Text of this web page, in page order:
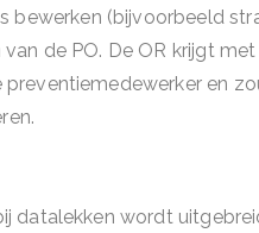
bewerken (bijvoorbeeld
de PO. De OR krijgt
en
datalekken wordt